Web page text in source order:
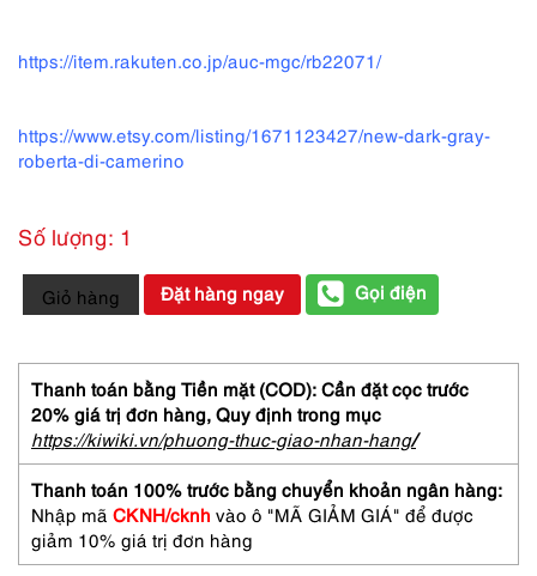
https://item.rakuten.co.jp/auc-mgc/rb22071/
https://www.etsy.com/listing/1671123427/new-dark-gray-
roberta-di-camerino
Số lượng: 1
5534-
Gọng
nữ-
Mới/Chưa
sử
dụng-
ROBERTA
DI
CAMERINO
RB
1057
Giỏ hàng Đặt hàng ngay Gọi điện
Thanh toán bằng Tiền mặt (COD): Cần đặt cọc trước
20% giá trị đơn hàng, Quy định trong mục
https://kiwiki.vn/phuong-thuc-giao-nhan-hang/
Thanh toán 100% trước bằng chuyển khoản ngân hàng:
Nhập mã CKNH/cknh vào ô "MÃ GIẢM GIÁ" để được
giảm 10% giá trị đơn hàng